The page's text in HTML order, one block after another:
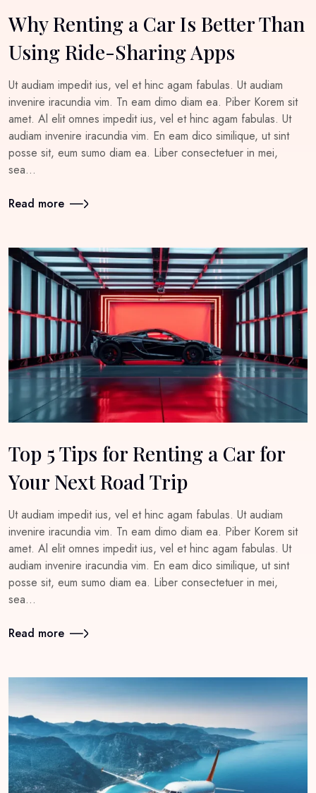
Why Renting a Car Is Better Than
Using Ride-Sharing Apps
Ut audiam impedit ius, vel et hinc agam fabulas. Ut audiam
invenire iracundia vim. Tn eam dimo diam ea. Piber Korem sit
amet. Al elit omnes impedit ius, vel et hinc agam fabulas. Ut
audiam invenire iracundia vim. En eam dico similique, ut sint
posse sit, eum sumo diam ea. Liber consectetuer in mei,
sea…
Read more
Top 5 Tips for Renting a Car for
Your Next Road Trip
Ut audiam impedit ius, vel et hinc agam fabulas. Ut audiam
invenire iracundia vim. Tn eam dimo diam ea. Piber Korem sit
amet. Al elit omnes impedit ius, vel et hinc agam fabulas. Ut
audiam invenire iracundia vim. En eam dico similique, ut sint
posse sit, eum sumo diam ea. Liber consectetuer in mei,
sea…
Read more